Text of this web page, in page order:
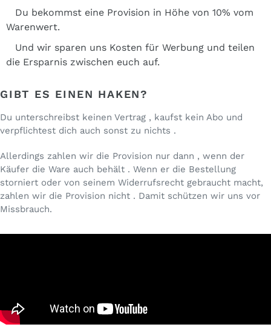
Du bekommst eine Provision in Höhe von 10% vom
Warenwert.
Und wir sparen uns Kosten für Werbung und teilen
die Ersparnis zwischen euch auf.
GIBT ES EINEN HAKEN?
Du unterschreibst keinen Vertrag , kaufst kein Abo und
verpflichtest dich auch sonst zu nichts .
Allerdings zahlen wir die Provision nur dann , wenn der
Käufer die Ware auch behält . Wenn er die Bestellung
storniert oder von seinem Widerrufsrecht gebraucht macht,
zahlen wir die Provision nicht . Damit schützen wir uns vor
Missbrauch.